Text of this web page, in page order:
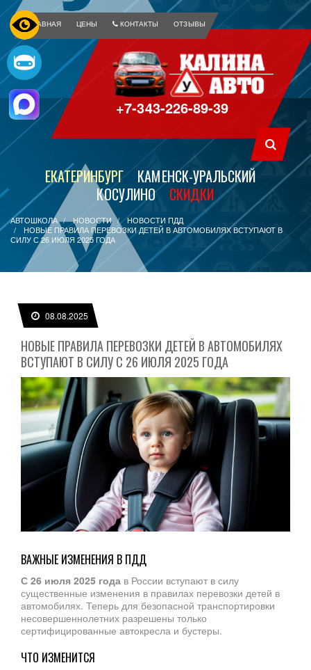
ГЛАВНАЯ ЦЕНЫ КОНТАКТЫ ОТЗЫВЫ
+7-343-226-89-39
ЕКАТЕРИНБУРГ
КАМЕНСК-УРАЛЬСКИЙ
КОСУЛИНО
СКИДКИ
АВТОШКОЛА НОВОСТИ
НОВОСТИ ПДД
НОВЫЕ ПРАВИЛА ПЕРЕВОЗКИ ДЕТЕЙ В АВТОМОБИЛЯХ ВСТУПАЮТ В
СИЛУ С 26 ИЮЛЯ 2025 ГОДА
08.08.2025
НОВЫЕ ПРАВИЛА ПЕРЕВОЗКИ ДЕТЕЙ В АВТОМОБИЛЯХ
ВСТУПАЮТ В СИЛУ С 26 ИЮЛЯ 2025 ГОДА
ВАЖНЫЕ ИЗМЕНЕНИЯ В ПДД
С 26 июля 2025 года в России вступают в силу
существенные изменения в правилах перевозки детей в
автомобилях. Теперь для безопасной транспортировки
несовершеннолетних разрешены только
сертифицированные автокресла и бустеры.
ЧТО ИЗМЕНИТСЯ